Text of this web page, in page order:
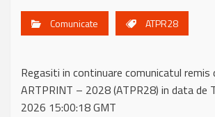
Comunicate ATPR28
Regasiti in continuare comunicatul
ARTPRINT – 2028 (ATPR28) in data de
2026 15:00:18 GMT